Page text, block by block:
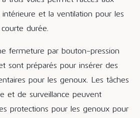
et la ventilation pour les
durée.
fermeture par bouton-pression
sont préparés pour insérer des
pour les genoux. Les tâches
et de surveillance peuvent
protections pour les genoux pour